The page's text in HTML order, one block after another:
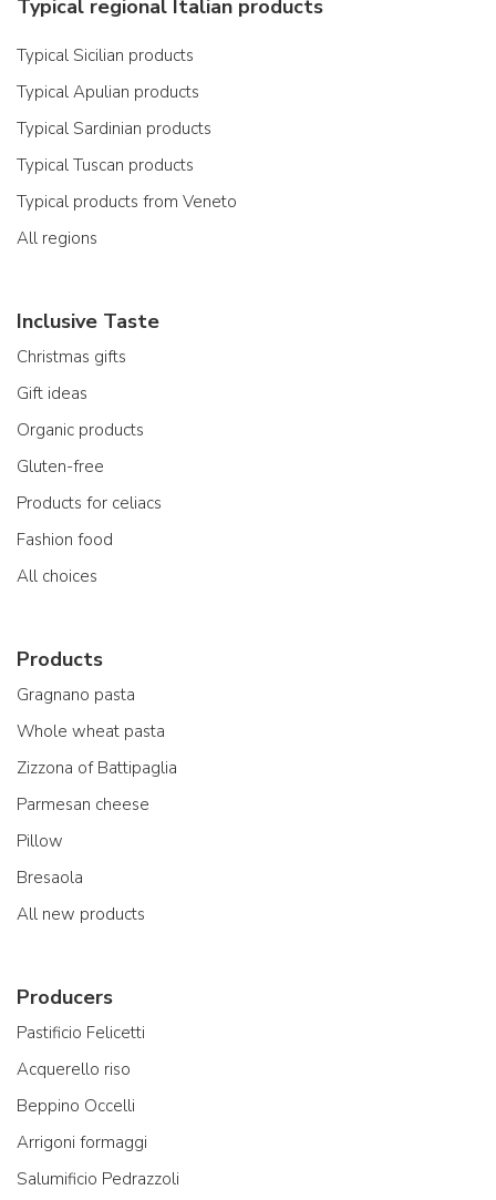
Typical regional Italian products
Typical Sicilian products
Typical Apulian products
Typical Sardinian products
Typical Tuscan products
Typical products from Veneto
All regions
Inclusive Taste
Christmas gifts
Gift ideas
Organic products
Gluten-free
Products for celiacs
Fashion food
All choices
Products
Gragnano pasta
Whole wheat pasta
Zizzona of Battipaglia
Parmesan cheese
Pillow
Bresaola
All new products
Producers
Pastificio Felicetti
Acquerello riso
Beppino Occelli
Arrigoni formaggi
Salumificio Pedrazzoli